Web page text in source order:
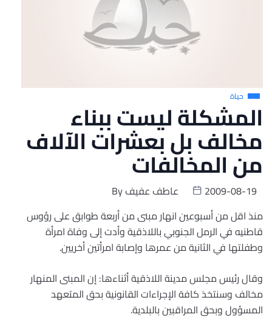
حياة
المشكلة ليست ببناء
مخالف بل بعشرات الآلاف
من المخالفات
Byعاطف عفيف
2009-08-19
منذ اقل من أسبوعين انهار مبنى من أربعة طوابق على رؤوس
قاطنيه في الرمل الجنوبي باللاذقية وأدت إلى وفاة امرأة
وطفلتها في الثانية من عمرها وإصابة امرأتين أخريين.
وقال رئيس مجلس مدينة اللاذقية أثناءها: إن المبنى المنهار
مخالف وسنتخذ كافة الإجراءات القانونية بحق المتعهد
المسؤول وبحق المراقبين بالبلدية. ‏